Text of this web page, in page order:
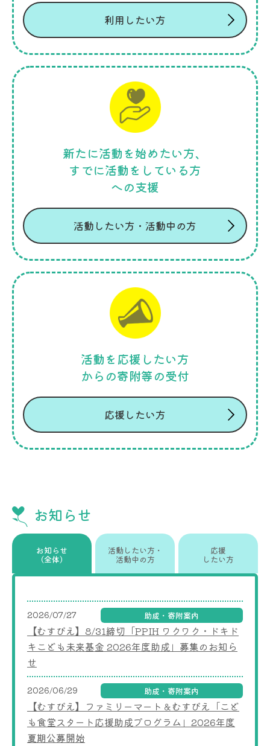
利用したい方
新たに活動を始めたい方、
すでに活動をしている方
への支援
活動したい方・活動中の方
活動を応援したい方
からの寄附等の受付
応援したい方
お知らせ
お知らせ
（全体）
活動したい方・
活動中の方
応援
したい方
2026/07/27 助成・寄附案内
【むすびえ】8/31締切「PPIH ワクワク・ドキド
キこども未来基金 2026年度助成」募集のお知ら
せ
2026/06/29 助成・寄附案内
【むすびえ】ファミリーマート＆むすびえ「こど
も食堂スタート応援助成プログラム」2026年度
夏期公募開始